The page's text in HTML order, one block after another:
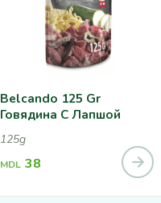
Belcando 125 Gr
Говядина С Лапшой
125g
MDL 38